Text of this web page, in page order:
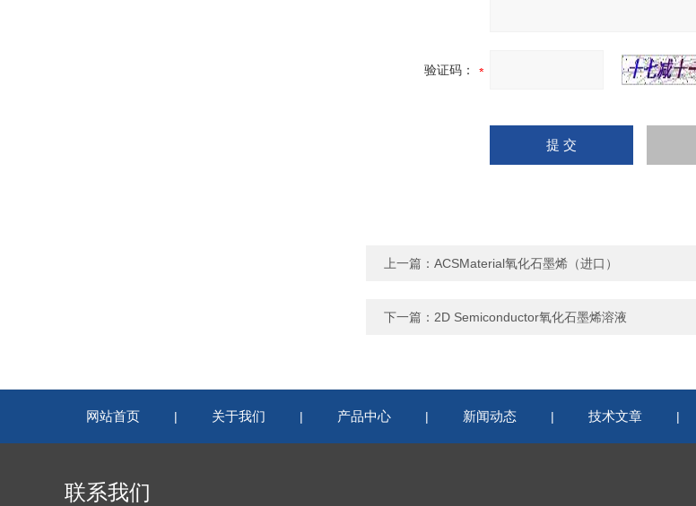
验证码：
上一篇： ACSMaterial氧化石墨烯（进口）
下一篇： 2D Semiconductor氧化石墨烯溶液
网站首页 | 关于我们 | 产品中心 | 新闻动态 | 技术文章 |
联系我们